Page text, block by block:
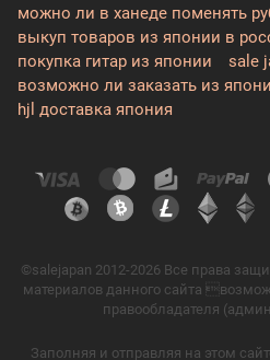
можно ли в ханеде поменять
выкуп товаров из японии в
покупка гитар из японии
sale
возможно ли заказать из
hjl доставка япония
©salejapan 2012-2026 Все права
материалов данного сайта
правообладателя
Заполняя и отправляя на этом